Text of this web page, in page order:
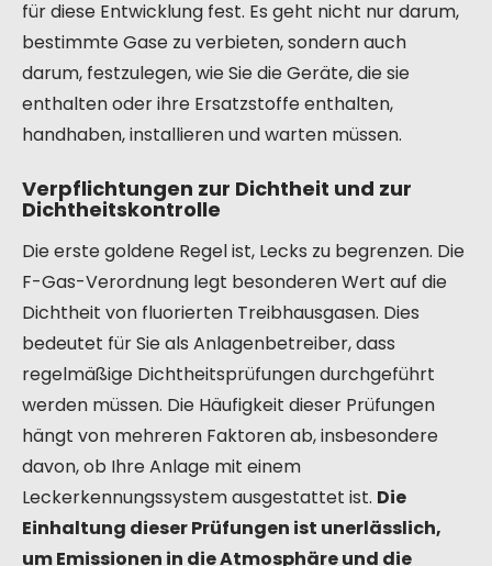
für diese Entwicklung fest. Es geht nicht nur darum,
bestimmte Gase zu verbieten, sondern auch
darum, festzulegen, wie Sie die Geräte, die sie
enthalten oder ihre Ersatzstoffe enthalten,
handhaben, installieren und warten müssen.
Verpflichtungen zur Dichtheit und zur
Dichtheitskontrolle
Die erste goldene Regel ist, Lecks zu begrenzen. Die
F-Gas-Verordnung legt besonderen Wert auf die
Dichtheit von fluorierten Treibhausgasen. Dies
bedeutet für Sie als Anlagenbetreiber, dass
regelmäßige Dichtheitsprüfungen durchgeführt
werden müssen. Die Häufigkeit dieser Prüfungen
hängt von mehreren Faktoren ab, insbesondere
davon, ob Ihre Anlage mit einem
Leckerkennungssystem ausgestattet ist. Die
Einhaltung dieser Prüfungen ist unerlässlich,
um Emissionen in die Atmosphäre und die